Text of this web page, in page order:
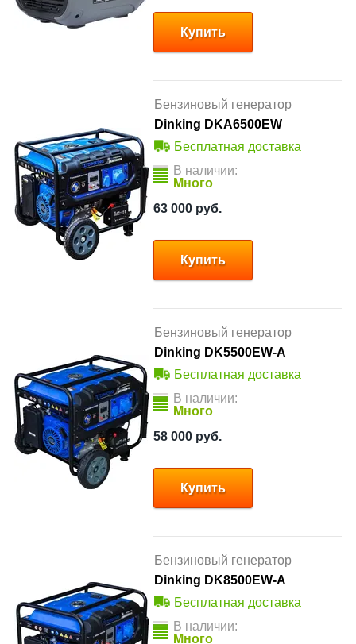
Купить
Бензиновый генератор
Dinking DKA6500EW
Бесплатная доставка
В наличии:
Много
63 000 руб.
Купить
Бензиновый генератор
Dinking DK5500EW-A
Бесплатная доставка
В наличии:
Много
58 000 руб.
Купить
Бензиновый генератор
Dinking DK8500EW-A
Бесплатная доставка
В наличии:
Много